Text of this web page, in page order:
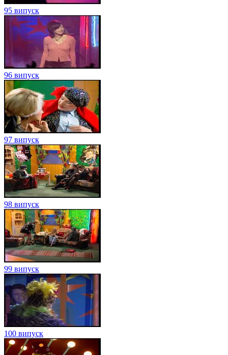
95 випуск
96 випуск
97 випуск
98 випуск
99 випуск
100 випуск